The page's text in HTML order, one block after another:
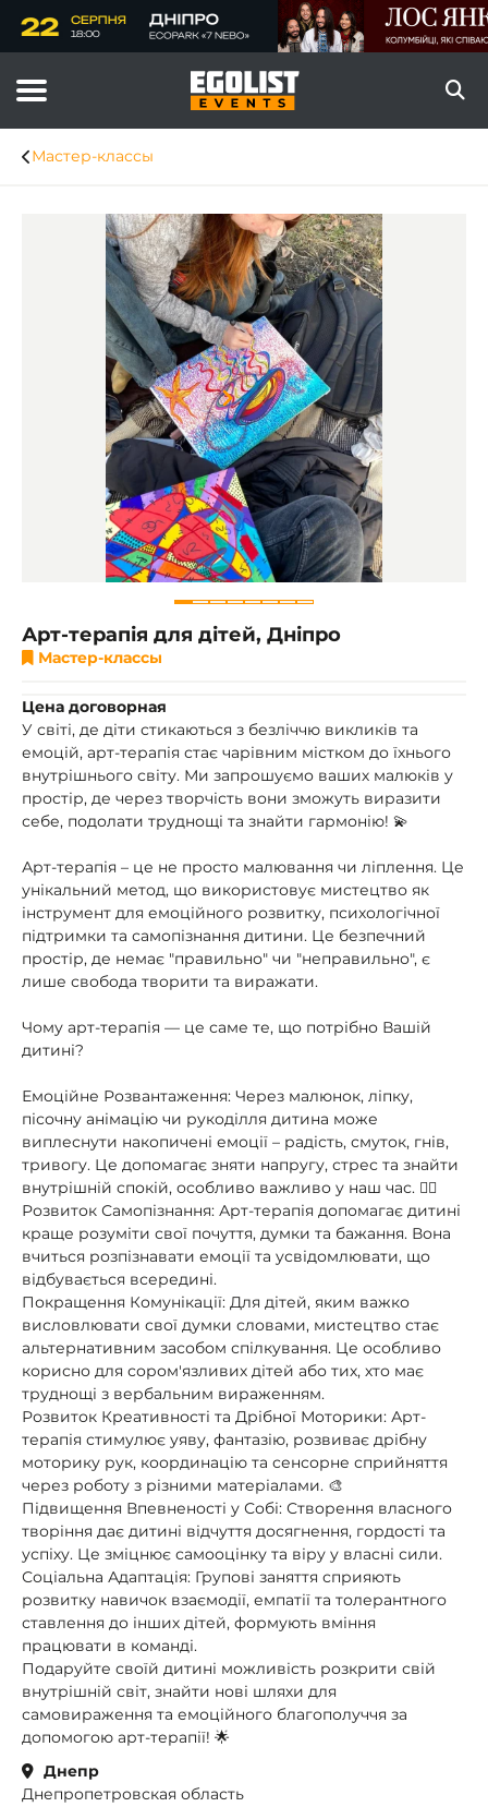
Мастер-классы
Item
1
of
8
Арт-терапія для дітей, Дніпро
Мастер-классы
Цена договорная
У світі, де діти стикаються з безліччю викликів та
емоцій, арт-терапія стає чарівним містком до їхнього
внутрішнього світу. Ми запрошуємо ваших малюків у
простір, де через творчість вони зможуть виразити
себе, подолати труднощі та знайти гармонію! 💫
Арт-терапія – це не просто малювання чи ліплення. Це
унікальний метод, що використовує мистецтво як
інструмент для емоційного розвитку, психологічної
підтримки та самопізнання дитини. Це безпечний
простір, де немає "правильно" чи "неправильно", є
лише свобода творити та виражати.
Чому арт-терапія — це саме те, що потрібно Вашій
дитині?
Емоційне Розвантаження: Через малюнок, ліпку,
пісочну анімацію чи рукоділля дитина може
виплеснути накопичені емоції – радість, смуток, гнів,
тривогу. Це допомагає зняти напругу, стрес та знайти
внутрішній спокій, особливо важливо у наш час. 🧘‍♀️
Розвиток Самопізнання: Арт-терапія допомагає дитині
краще розуміти свої почуття, думки та бажання. Вона
вчиться розпізнавати емоції та усвідомлювати, що
відбувається всередині.
Покращення Комунікації: Для дітей, яким важко
висловлювати свої думки словами, мистецтво стає
альтернативним засобом спілкування. Це особливо
корисно для сором'язливих дітей або тих, хто має
труднощі з вербальним вираженням.
Розвиток Креативності та Дрібної Моторики: Арт-
терапія стимулює уяву, фантазію, розвиває дрібну
моторику рук, координацію та сенсорне сприйняття
через роботу з різними матеріалами. 🎨
Підвищення Впевненості у Собі: Створення власного
творіння дає дитині відчуття досягнення, гордості та
успіху. Це зміцнює самооцінку та віру у власні сили.
Соціальна Адаптація: Групові заняття сприяють
розвитку навичок взаємодії, емпатії та толерантного
ставлення до інших дітей, формують вміння
працювати в команді.
Подаруйте своїй дитині можливість розкрити свій
внутрішній світ, знайти нові шляхи для
самовираження та емоційного благополуччя за
допомогою арт-терапії! 🌟
Днепр
Днепропетровская область